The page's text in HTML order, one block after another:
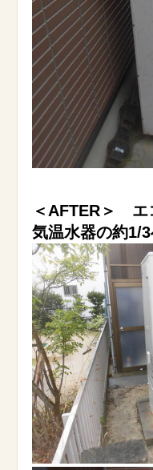
＜AFTER＞
気温水器の約1/3